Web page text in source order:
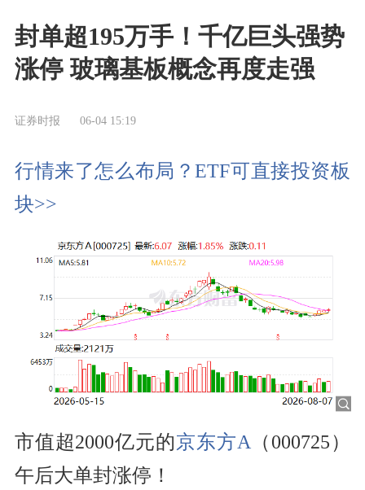
封单超195万手！千亿巨头强势
涨停 玻璃基板概念再度走强
证券时报 06-04 15:19
行情来了怎么布局？ETF可直接投资板
块>>
市值超2000亿元的京东方A （000725）
午后大单封涨停！